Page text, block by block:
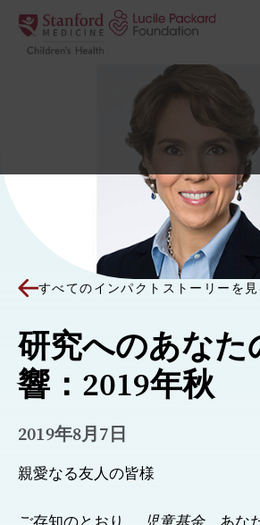
コンテンツにスキップ
すべてのインパクトストーリーを見
研究へのあなた
響：2019年秋
2019年8月7日
親愛なる友人の皆様